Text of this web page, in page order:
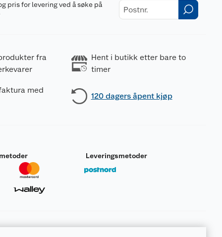
pris for levering ved å søke på
fra
Hent i butikk etter bare to
timer
med
120 dagers åpent kjøp
Leveringsmetoder